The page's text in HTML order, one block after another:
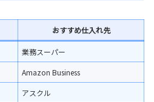
おすすめ仕入れ先
業務スーパー
Amazon Business
アスクル